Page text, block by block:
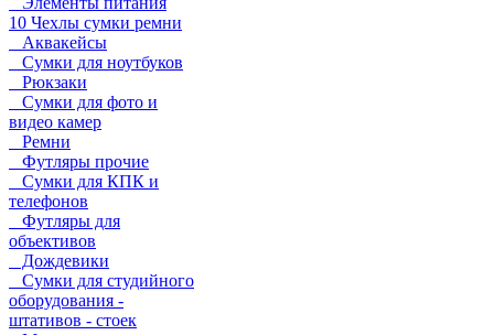
10 Чехлы сумки ремни
Аквакейсы
Сумки для ноутбуков
Рюкзаки
Сумки для фото и
видео камер
Ремни
Футляры прочие
Сумки для КПК и
телефонов
Футляры для
объективов
Дождевики
Сумки для студийного
оборудования -
штативов - стоек